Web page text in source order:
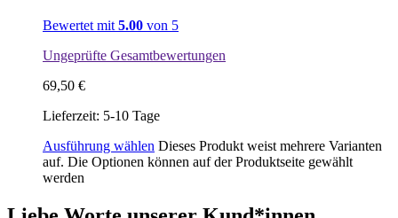
Bewertet mit 5.00 von 5
Ungeprüfte Gesamtbewertungen
69,50 €
Lieferzeit: 5-10 Tage
Ausführung wählen Dieses Produkt weist mehrere Varianten
auf. Die Optionen können auf der Produktseite gewählt
werden